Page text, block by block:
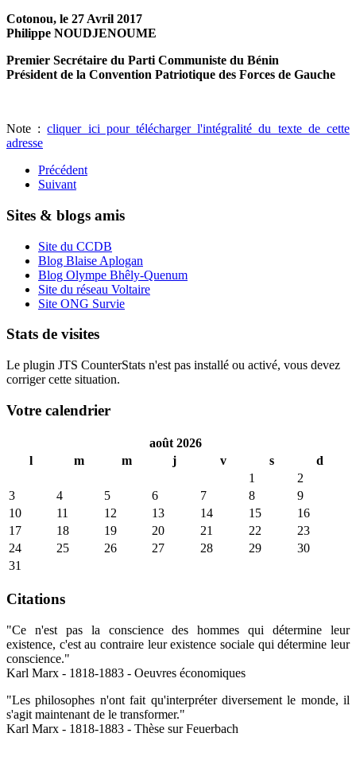
Cotonou, le 27 Avril 2017
Philippe NOUDJENOUME
Premier Secrétaire du Parti Communiste du Bénin
Président de la Convention Patriotique des Forces de Gauche
Note :cliquer ici pour télécharger l'intégralité du texte de cette
adresse
Précédent
Suivant
Sites & blogs amis
Site du CCDB
Blog Blaise Aplogan
Blog Olympe Bhêly-Quenum
Site du réseau Voltaire
Site ONG Survie
Stats de visites
Le plugin JTS CounterStats n'est pas installé ou activé, vous devez
corriger cette situation.
Votre calendrier
août 2026
l
m m j v s
d
1
2
3
4 5 6 7 8
9
10
11 12 13 14 15
16
17
18 19 20 21 22
23
24
25 26 27 28 29
30
31
Citations
"Ce n'est pas la conscience des hommes qui détermine leur
existence, c'est au contraire leur existence sociale qui détermine leur
conscience."
Karl Marx - 1818-1883 - Oeuvres économiques
"Les philosophes n'ont fait qu'interpréter diversement le monde, il
s'agit maintenant de le transformer."
Karl Marx - 1818-1883 - Thèse sur Feuerbach